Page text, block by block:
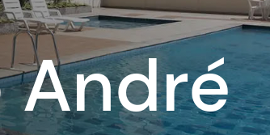
André